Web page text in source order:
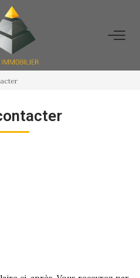
COMMERCIALES